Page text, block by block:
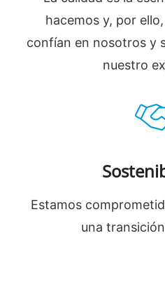
hacemos y, por
confían en nosotros y
nuestro
Estamos
una